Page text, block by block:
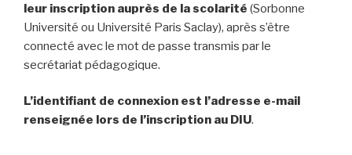
leur inscription auprès de la scolarité (Sorbonne
Université ou Université Paris Saclay), après s’être
connecté avec le mot de passe transmis par le
secrétariat pédagogique.
L’identifiant de connexion est l’adresse e-mail
renseignée lors de l’inscription au DIU.